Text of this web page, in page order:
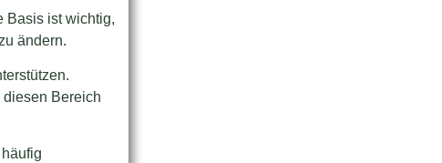
Basis ist wichtig,
ändern.
Bereich